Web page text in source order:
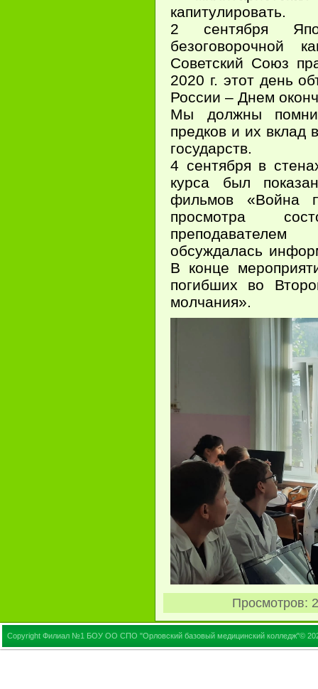
капитулировать.
2 сентября
безоговорочной
Советский Союз
2020 г. этот день
России – Днем
Мы должны
предков и их вклад
государств.
4 сентября в
курса был
фильмов «Война
просмотра
обсуждалась
В конце
погибших во
молчания».
Просмотров:
Copyright Филиал №1 БОУ ОО СПО "Орловский базовый медицинский колледж"©